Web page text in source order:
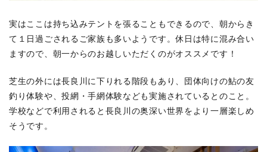
実はここは持ち込みテントを張ることもできるので、朝からき
て１日過ごされるご家族も多いようです。休日は特に混み合い
ますので、朝一からのお越しいただくのがオススメです！
芝生の外には長良川に下りれる階段もあり、団体向けの鮎の友
釣り体験や、投網・手網体験なども実施されているとのこと。
学校などで利用されると長良川の奥深い世界をより一層楽しめ
そうです。